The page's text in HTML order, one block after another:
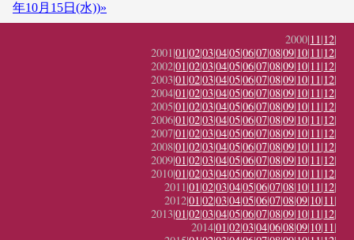
年10月15日(水))»
2000|11|12|
2001|01|02|03|04|05|06|07|08|09|10|11|12|
2002|01|02|03|04|05|06|07|08|09|10|11|12|
2003|01|02|03|04|05|06|07|08|09|10|11|12|
2004|01|02|03|04|05|06|07|08|09|10|11|12|
2005|01|02|03|04|05|06|07|08|09|10|11|12|
2006|01|02|03|04|05|06|07|08|09|10|11|12|
2007|01|02|03|04|05|06|07|08|09|10|11|12|
2008|01|02|03|04|05|06|07|08|09|10|11|12|
2009|01|02|03|04|05|06|07|08|09|10|11|12|
2010|01|02|03|04|05|06|07|08|09|10|11|12|
2011|01|02|03|04|05|06|07|08|10|11|12|
2012|01|02|03|04|05|06|07|08|09|10|11|
2013|01|02|03|04|05|06|07|08|09|10|11|12|
2014|01|02|03|04|06|08|09|10|11|